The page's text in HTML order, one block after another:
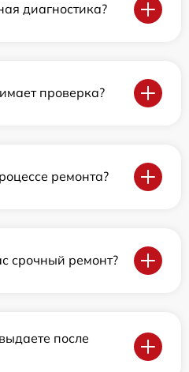
диагностика?
проверка?
ремонта?
срочный ремонт?
после